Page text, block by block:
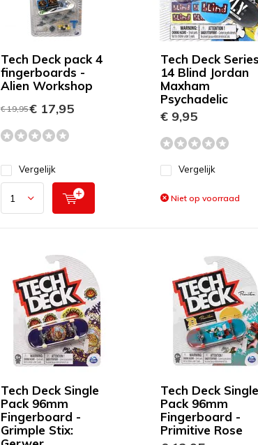
Tech Deck pack 4
fingerboards -
Alien Workshop
€ 19,95€ 17,95
Vergelijk
Tech Deck Series
14 Blind Jordan
Maxham
Psychadelic
€ 9,95
Vergelijk
Niet op voorraad
Tech Deck Single
Pack 96mm
Fingerboard -
Grimple Stix:
Tech Deck Single
Pack 96mm
Fingerboard -
Primitive Rose